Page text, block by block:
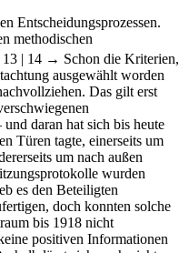
Entscheidungsprozessen.
methodischen
| 14 → Schon die Kriterien,
ausgewählt worden
Das gilt erst
daran hat sich bis heute
Türen tagte, einerseits um
um nach außen
wurden
es den Beteiligten
doch konnten solche
bis 1918 nicht
positiven Informationen